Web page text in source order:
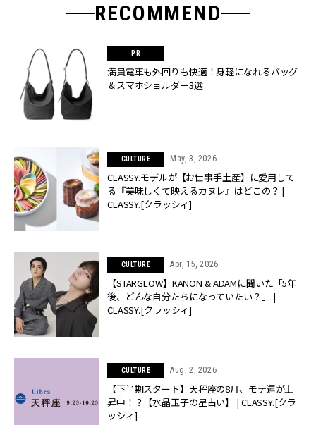
RECOMMEND
満員電車も外回りも快適！身軽になれるバッグ
＆スマホショルダー3選
CULTURE May, 3, 2026
CLASSY.モデルが【お仕事手土産】に愛用して
る『美味しくて映えるカヌレ』はどこの？ |
CLASSY.[クラッシィ]
CULTURE Apr, 15, 2026
【STARGLOW】KANON & ADAMに聞いた「5年
後、どんな自分たちになっていたい？」 |
CLASSY.[クラッシィ]
CULTURE Aug, 2, 2026
【下半期スタート】天秤座の8月、モテ運が上
昇中！？【水晶玉子の星占い】 | CLASSY.[クラ
ッシィ]